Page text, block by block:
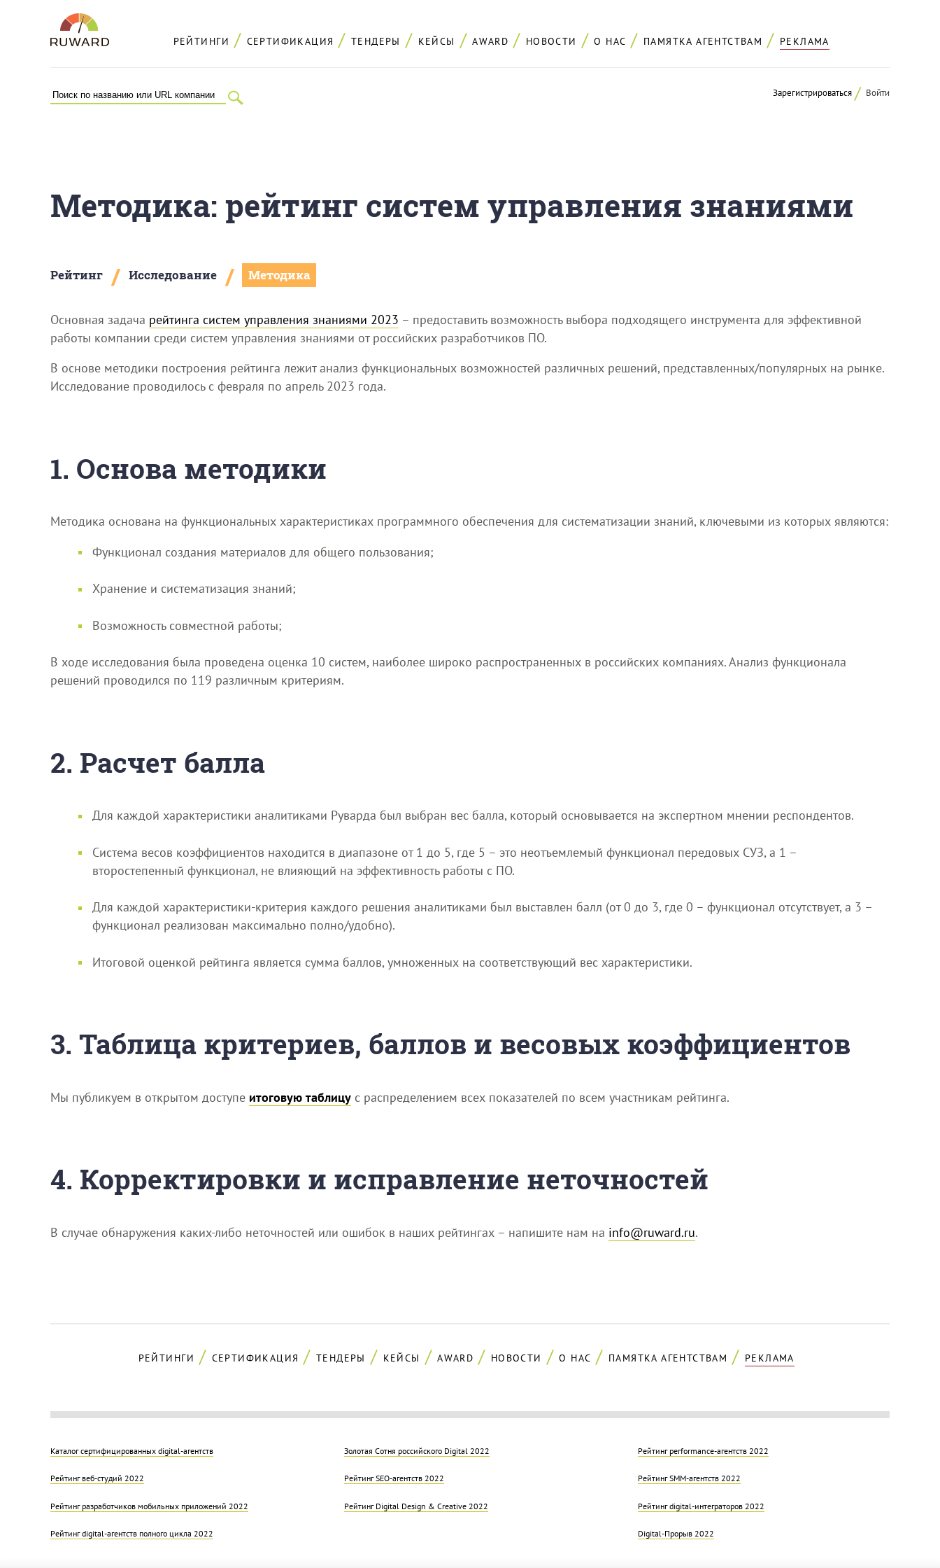
РЕЙТИНГИ СЕРТИФИКАЦИЯ ТЕНДЕРЫ КЕЙСЫ AWARD НОВОСТИ О НАС ПАМЯТКА АГЕНТСТВАМ РЕКЛАМА
Зарегистрироваться Войти
Методика: рейтинг систем управления знаниями
Рейтинг / Исследование / Методика
Основная задача рейтинга систем управления знаниями 2023 – предоставить возможность выбора подходящего инструмента для эффективной
работы компании среди систем управления знаниями от российских разработчиков ПО.
В основе методики построения рейтинга лежит анализ функциональных возможностей различных решений, представленных/популярных на рынке.
Исследование проводилось с февраля по апрель 2023 года.
1. Основа методики
Методика основана на функциональных характеристиках программного обеспечения для систематизации знаний, ключевыми из которых являются:
Функционал создания материалов для общего пользования;
Хранение и систематизация знаний;
Возможность совместной работы;
В ходе исследования была проведена оценка 10 систем, наиболее широко распространенных в российских компаниях. Анализ функционала
решений проводился по 119 различным критериям.
2. Расчет балла
Для каждой характеристики аналитиками Руварда был выбран вес балла, который основывается на экспертном мнении респондентов.
Система весов коэффициентов находится в диапазоне от 1 до 5, где 5 – это неотъемлемый функционал передовых СУЗ, а 1 –
второстепенный функционал, не влияющий на эффективность работы с ПО.
Для каждой характеристики-критерия каждого решения аналитиками был выставлен балл (от 0 до 3, где 0 – функционал отсутствует, а 3 –
функционал реализован максимально полно/удобно).
Итоговой оценкой рейтинга является сумма баллов, умноженных на соответствующий вес характеристики.
3. Таблица критериев, баллов и весовых коэффициентов
Мы публикуем в открытом доступе итоговую таблицу с распределением всех показателей по всем участникам рейтинга.
4. Корректировки и исправление неточностей
В случае обнаружения каких-либо неточностей или ошибок в наших рейтингах – напишите нам на info@ruward.ru.
РЕЙТИНГИ СЕРТИФИКАЦИЯ ТЕНДЕРЫ КЕЙСЫ AWARD НОВОСТИ О НАС ПАМЯТКА АГЕНТСТВАМ РЕКЛАМА
Каталог сертифицированных digital-агентств Золотая Cотня российского Digital 2022 Рейтинг performance-агентств 2022
Рейтинг веб-студий 2022 Рейтинг SEO-агентств 2022 Рейтинг SMM-агентств 2022
Рейтинг разработчиков мобильных приложений 2022 Рейтинг Digital Design & Creative 2022 Рейтинг digital-интеграторов 2022
Рейтинг digital-агентств полного цикла 2022 Digital-Прорыв 2022